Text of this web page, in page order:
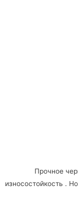
Прочное
износостойкость .